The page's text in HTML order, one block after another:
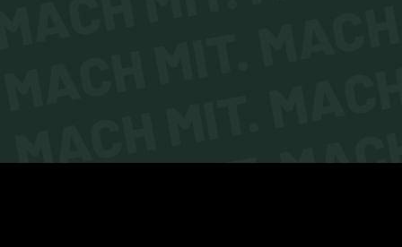
MACH MIT.